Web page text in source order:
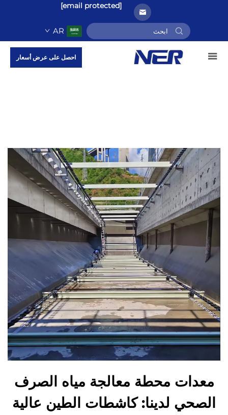
[email protected]
AR
احصل على عرض أسعار
معدات محطة معالجة مياه الصرف
الصحي لدينا: كاشطات الطين عالية